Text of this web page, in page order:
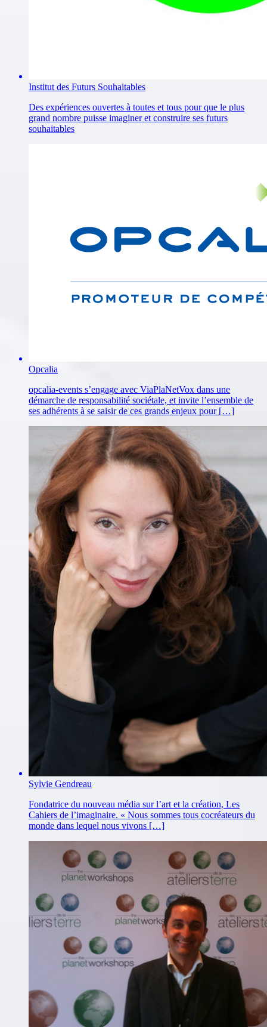
Institut des Futurs Souhaitables
Des expériences ouvertes à toutes et tous pour que le plus
grand nombre puisse imaginer et construire ses futurs
souhaitables
Opcalia
opcalia-events s’engage avec ViaPlaNetVox dans une
démarche de responsabilité sociétale, et invite l’ensemble de
ses adhérents à se saisir de ces grands enjeux pour […]
Sylvie Gendreau
Fondatrice du nouveau média sur l’art et la création, Les
Cahiers de l’imaginaire. « Nous sommes tous cocréateurs du
monde dans lequel nous vivons […]